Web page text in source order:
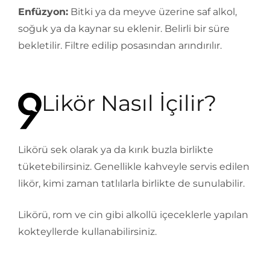
Enfüzyon: Bitki ya da meyve üzerine saf alkol,
soğuk ya da kaynar su eklenir. Belirli bir süre
bekletilir. Filtre edilip posasından arındırılır.
Likör Nasıl İçilir?
Likörü sek olarak ya da kırık buzla birlikte
tüketebilirsiniz. Genellikle kahveyle servis edilen
likör, kimi zaman tatlılarla birlikte de sunulabilir.
Likörü, rom ve cin gibi alkollü içeceklerle yapılan
kokteyllerde kullanabilirsiniz.